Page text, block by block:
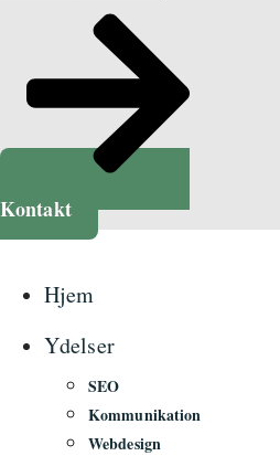
Kontakt
Hjem
Ydelser
SEO
Kommunikation
Webdesign